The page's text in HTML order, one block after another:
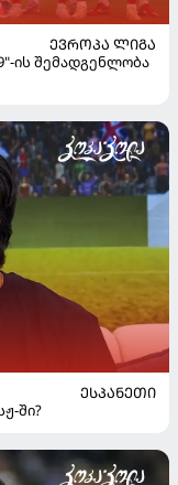
ᲔᲕᲠᲝᲞᲐ ᲚᲘᲒᲐ
ის შემადგენლობა
ᲔᲡᲞᲐᲜᲔᲗᲘ
ში?